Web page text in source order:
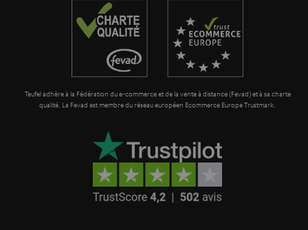
r
i
Teufel adhère à la Fédération du e-commerce et de la vente à distance (Fevad) et à sa charte
qualité. La Fevad est membre du réseau européen Ecommerce Europe Trustmark.